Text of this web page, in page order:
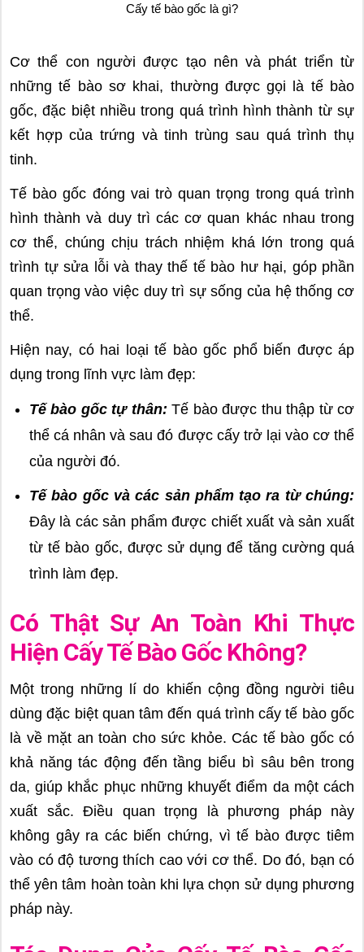
Cấy tế bào gốc là gì?
Cơ thể con người được tạo nên và phát triển từ
những tế bào sơ khai, thường được gọi là tế bào
gốc, đặc biệt nhiều trong quá trình hình thành từ sự
kết hợp của trứng và tinh trùng sau quá trình thụ
tinh.
Tế bào gốc đóng vai trò quan trọng trong quá trình
hình thành và duy trì các cơ quan khác nhau trong
cơ thể, chúng chịu trách nhiệm khá lớn trong quá
trình tự sửa lỗi và thay thế tế bào hư hại, góp phần
quan trọng vào việc duy trì sự sống của hệ thống cơ
thể.
Hiện nay, có hai loại tế bào gốc phổ biến được áp
dụng trong lĩnh vực làm đẹp:
Tế bào gốc tự thân: Tế bào được thu thập từ cơ
thể cá nhân và sau đó được cấy trở lại vào cơ thể
của người đó.
Tế bào gốc và các sản phẩm tạo ra từ chúng:
Đây là các sản phẩm được chiết xuất và sản xuất
từ tế bào gốc, được sử dụng để tăng cường quá
trình làm đẹp.
Có Thật Sự An Toàn Khi Thực
Hiện Cấy Tế Bào Gốc Không?
Một trong những lí do khiến cộng đồng người tiêu
dùng đặc biệt quan tâm đến quá trình cấy tế bào gốc
là về mặt an toàn cho sức khỏe. Các tế bào gốc có
khả năng tác động đến tầng biểu bì sâu bên trong
da, giúp khắc phục những khuyết điểm da một cách
xuất sắc. Điều quan trọng là phương pháp này
không gây ra các biến chứng, vì tế bào được tiêm
vào có độ tương thích cao với cơ thể. Do đó, bạn có
thể yên tâm hoàn toàn khi lựa chọn sử dụng phương
pháp này.